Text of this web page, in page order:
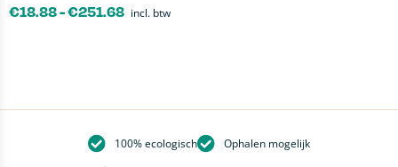
€18.88-€251.68 incl. btw
100% ecologisch Ophalen mogelijk